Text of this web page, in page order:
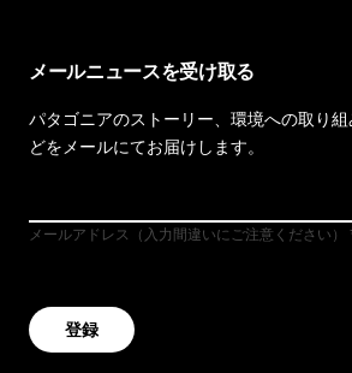
メールニュースを受け取る
パタゴニアのストーリー、環境への取り
どをメールにてお届けします。
メールアドレス（入力間違いにご注意ください）
登録